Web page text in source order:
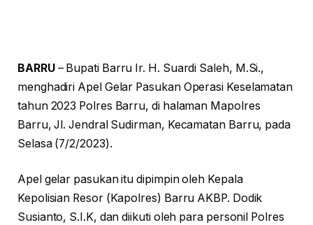
BARRU– Bupati Barru Ir. H. Suardi Saleh, M.Si.,
menghadiri Apel Gelar Pasukan Operasi Keselamatan
tahun 2023 Polres Barru, di halaman Mapolres
Barru, Jl. Jendral Sudirman, Kecamatan Barru, pada
Selasa (7/2/2023).
Apel gelar pasukan itu dipimpin oleh Kepala
Kepolisian Resor (Kapolres) Barru AKBP. Dodik
Susianto, S.I.K, dan diikuti oleh para personil Polres